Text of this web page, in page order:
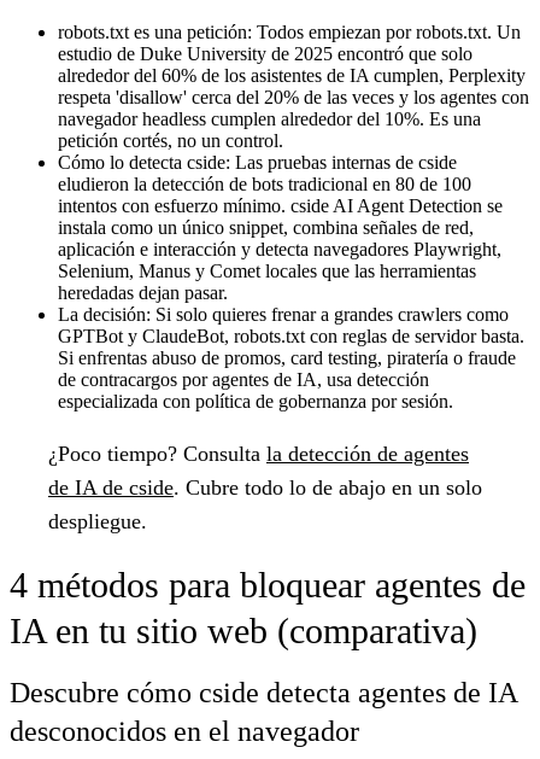
robots.txt es una petición: Todos empiezan por robots.txt. Un
estudio de Duke University de 2025 encontró que solo
alrededor del 60% de los asistentes de IA cumplen, Perplexity
respeta 'disallow' cerca del 20% de las veces y los agentes con
navegador headless cumplen alrededor del 10%. Es una
petición cortés, no un control.
Cómo lo detecta cside: Las pruebas internas de cside
eludieron la detección de bots tradicional en 80 de 100
intentos con esfuerzo mínimo. cside AI Agent Detection se
instala como un único snippet, combina señales de red,
aplicación e interacción y detecta navegadores Playwright,
Selenium, Manus y Comet locales que las herramientas
heredadas dejan pasar.
La decisión: Si solo quieres frenar a grandes crawlers como
GPTBot y ClaudeBot, robots.txt con reglas de servidor basta.
Si enfrentas abuso de promos, card testing, piratería o fraude
de contracargos por agentes de IA, usa detección
especializada con política de gobernanza por sesión.
¿Poco tiempo? Consulta la detección de agentes
de IA de cside. Cubre todo lo de abajo en un solo
despliegue.
4 métodos para bloquear agentes de
IA en tu sitio web (comparativa)
Descubre cómo cside detecta agentes de IA
desconocidos en el navegador